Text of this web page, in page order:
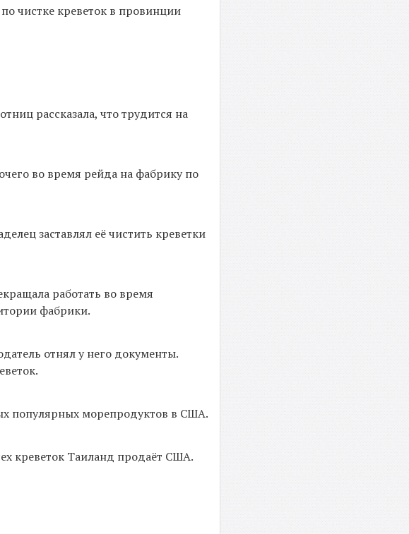
чистке креветок в провинции
рассказала, что трудится на
во время рейда на фабрику по
заставлял её чистить креветки
работать во время
фабрики.
отнял у него документы.
популярных морепродуктов в США.
креветок Таиланд продаёт США.